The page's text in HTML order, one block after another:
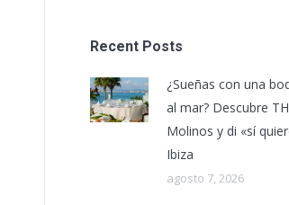
Recent Posts
¿Sueñas con una
al mar? Descubre
Molinos y di «sí
Ibiza
agosto 7, 2026